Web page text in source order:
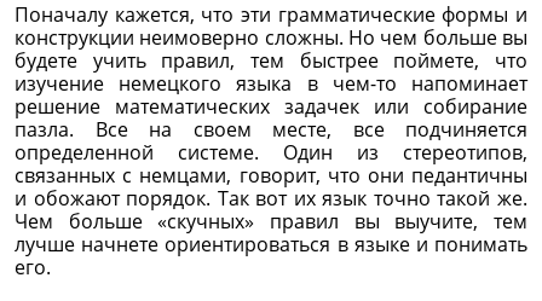
Поначалу кажется, что эти грамматические формы и
конструкции неимоверно сложны. Но чем больше вы
будете учить правил, тем быстрее поймете, что
изучение немецкого языка в чем-то напоминает
решение математических задачек или собирание
пазла. Все на своем месте, все подчиняется
определенной системе. Один из стереотипов,
связанных с немцами, говорит, что они педантичны
и обожают порядок. Так вот их язык точно такой же.
Чем больше «скучных» правил вы выучите, тем
лучше начнете ориентироваться в языке и понимать
его.